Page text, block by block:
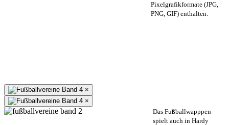
Pixelgrafikformate (JPG,
PNG, GIF) enthalten.
×
×
Das Fußballwapppen
spielt auch in Hardy